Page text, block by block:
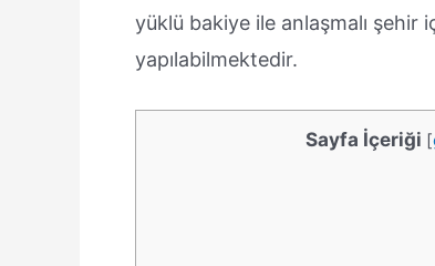
yüklü bakiye ile anlaşmalı şehir
yapılabilmektedir.
Sayfa İçeriği [